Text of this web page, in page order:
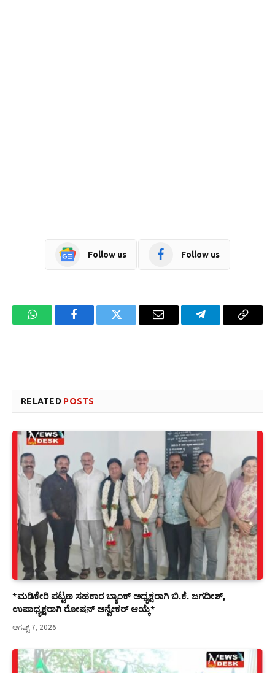
Follow us Follow us
WhatsAppFacebookTwitter Email TelegramCopy
RELATED POSTS
*ಮಡಿಕೇರಿ ಪಟ್ಟಣ ಸಹಕಾರ ಬ್ಯಾಂಕ್ ಅಧ್ಯಕ್ಷರಾಗಿ ಬಿ.ಕೆ. ಜಗದೀಶ್,
ಉಪಾಧ್ಯಕ್ಷರಾಗಿ ರೋಷನ್ ಅನ್ವೇಕರ್ ಆಯ್ಕೆ*
ಆಗಷ್ಟ್ 7, 2026